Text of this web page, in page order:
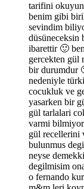
tarifini
benim gibi
sevindim
düsüneceksin
ibarettir 🙂
gercekten gül
bir durumdur
nedeniyle
cocukluk ve
yasarken bir
gül tarlalari
varmi
gül recellerini
bulunmus
neyse
degilmisim
o fernando